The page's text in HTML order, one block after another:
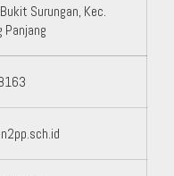
Surungan, Kec.
Panjang